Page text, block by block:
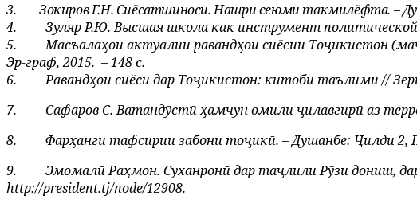
3.
Зокиров Г.Н. Сиёсатшиносӣ. Нашри сеюми такмилёфта. –
4.
Зуляр Р.Ю. Высшая школа как инструмент
5.
Масъалаҳои актуалии равандҳои сиёсии Тоҷикистон
Эр-граф, 2015. – 148 с.
6.
Равандҳои сиёсӣ дар Тоҷикистон: китоби таълимӣ //
7.
Сафаров С. Ватандӯстӣ ҳамчун омили ҷилавгирӣ аз
8.
Фарҳанги тафсирии забони тоҷикӣ. – Душанбе: Ҷилди 2,
9.
Эмомалӣ Раҳмон. Суханронӣ дар таҷлили Рӯзи дониш,
http://president.tj/node/12908.